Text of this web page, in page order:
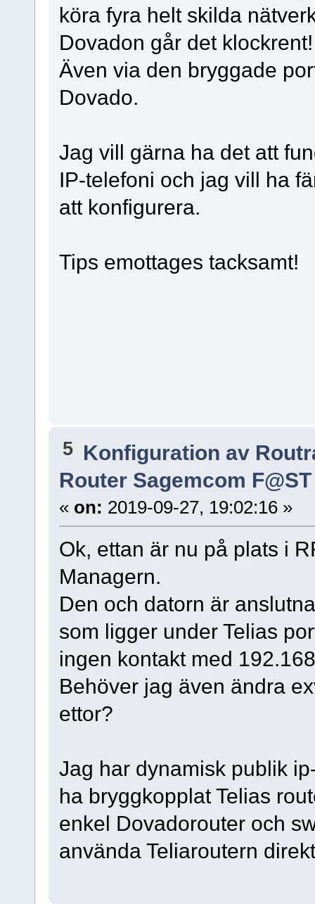
köra fyra helt skilda
Dovadon går det klockrent!
Även via den bryggade
Dovado.
Jag vill gärna ha det att
IP-telefoni och jag vill ha
att konfigurera.
Tips emottages tacksamt!
5 Konfiguration av
Router Sagemcom
« on: 2019-09-27, 19:02:16 »
Ok, ettan är nu på plats i
Managern.
Den och datorn är
som ligger under Telias
ingen kontakt med
Behöver jag även ändra
ettor?
Jag har dynamisk publik
ha bryggkopplat Telias
enkel Dovadorouter och
använda Teliaroutern